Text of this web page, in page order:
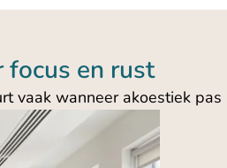
en rust
vaak wanneer akoestiek